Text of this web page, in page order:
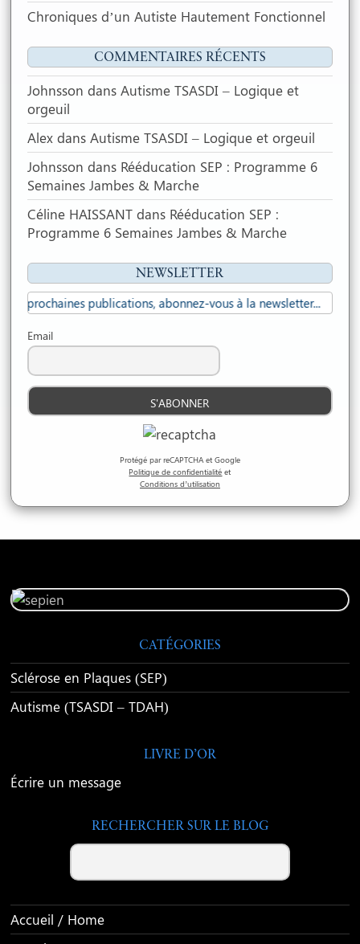
Chroniques d’un Autiste Hautement Fonctionnel
COMMENTAIRES RÉCENTS
Johnsson dansAutisme TSASDI – Logique et
orgeuil
Alex dansAutisme TSASDI – Logique et orgeuil
Johnsson dans Rééducation SEP : Programme 6
Semaines Jambes & Marche
Céline HAISSANT dans Rééducation SEP :
Programme 6 Semaines Jambes & Marche
NEWSLETTER
publications, abonnez-vous à la newsletter...
Email
Protégé par reCAPTCHA et Google
Politique de confidentialité et
Conditions d’utilisation
CATÉGORIES
Sclérose en Plaques (SEP)
Autisme (TSASDI – TDAH)
LIVRE D’OR
Écrire un message
RECHERCHER SUR LE BLOG
Accueil / Home